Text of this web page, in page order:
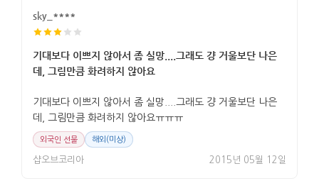
sky_****
기대보다 이쁘지 않아서 좀 실망....그래도 걍 거울보단 나은
데, 그림만큼 화려하지 않아요
기대보다 이쁘지 않아서 좀 실망....그래도 걍 거울보단 나은
데, 그림만큼 화려하지 않아요ㅠㅠㅠ
외국인 선물 해외(미상)
샵오브코리아 2015년 05월 12일